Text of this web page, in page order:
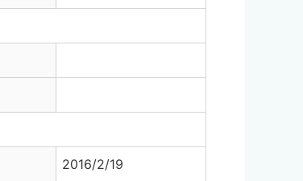
2016/2/19